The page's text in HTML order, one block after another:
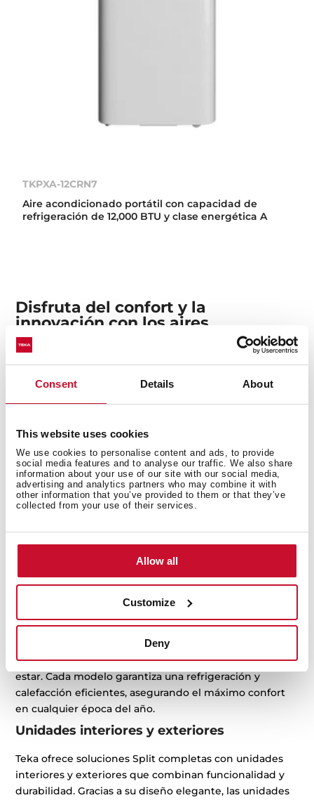
Consent Details About
This website uses cookies
We use cookies to personalise content and ads, to provide
social media features and to analyse our traffic. We also share
information about your use of our site with our social media,
advertising and analytics partners who may combine it with
other information that you’ve provided to them or that they’ve
collected from your use of their services.
Allow all
Customize
Deny
TKPXA-12CRN7
Aire acondicionado portátil con capacidad de
refrigeración de 12,000 BTU y clase energética A
Disfruta del confort y la
innovación con los aires
acondicionados Split de Teka
Disfruta del confort que ofrecen la tecnología
avanzada, la alta eficiencia energética y un diseño
elegante. Los aires acondicionados Teka están
se integran perfectamente en tu hogar. Descubre
nuestra gama y encuentra la solución ideal para
disfrutar de confort durante todo el año: tanto en los
días más calurosos del verano como en las noches más
frías del invierno, Teka mantiene tu espacio
exactamente como te gusta.
Tipos de aires acondicionados
Aires acondicionados Split para cualquier
tamaño de estancia
Nuestros aires acondicionados Split están diseñados
para adaptarse a diferentes tamaños de estancia,
desde espacios compactos hasta amplias zonas de
estar. Cada modelo garantiza una refrigeración y
calefacción eficientes, asegurando el máximo confort
en cualquier época del año.
Unidades interiores y exteriores
Teka ofrece soluciones Split completas con unidades
interiores y exteriores que combinan funcionalidad y
durabilidad. Gracias a su diseño elegante, las unidades